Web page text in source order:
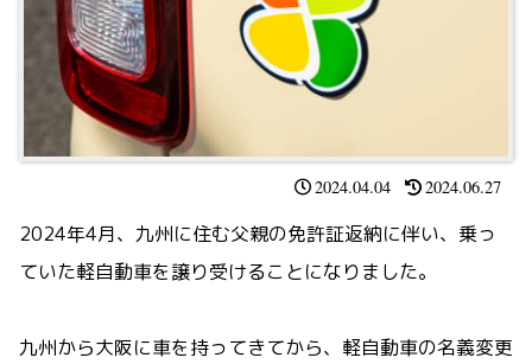
2024.04.04 2024.06.27
2024年4月、九州に住む父親の免許証返納に伴い、乗っ
ていた軽自動車を譲り受けることになりました。
九州から大阪に車を持ってきてから、軽自動車の名義変更